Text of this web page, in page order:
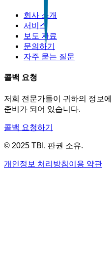
회사 소개
서비스
보도 자료
문의하기
자주 묻는 질문
콜백 요청
저희 전문가들이 귀하의 정보
준비가 되어 있습니다.
콜백 요청하기
© 2025 TBI. 판권 소유.
개인정보 처리방침이용 약관